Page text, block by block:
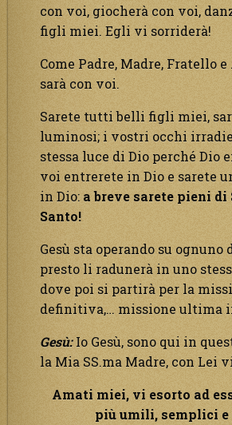
con voi, giocherà con voi,
figli miei. Egli vi sorriderà!
Come Padre, Madre, Fratello
sarà con voi.
Sarete tutti belli figli miei,
luminosi; i vostri occhi
stessa luce di Dio perché Dio
voi entrerete in Dio e sarete
in Dio: a breve sarete pieni
Santo!
Gesù sta operando su
presto li radunerà in uno
dove poi si partirà per la
definitiva,… missione ultima
Gesù:Io Gesù, sono qui in
la Mia SS.ma Madre, con Lei
Amati miei, vi esorto ad
più umili, semplici e